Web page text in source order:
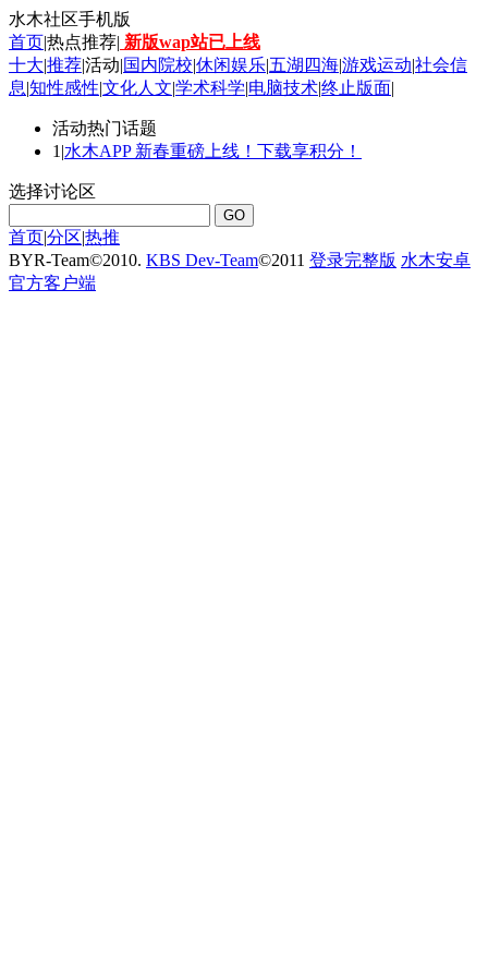
水木社区手机版
首页|热点推荐| 新版wap站已上线
十大|推荐|活动|国内院校|休闲娱乐|五湖四海|游戏运动|社会信
息|知性感性|文化人文|学术科学|电脑技术|终止版面|
活动热门话题
1|水木APP 新春重磅上线！下载享积分！
选择讨论区
首页|分区|热推
BYR-Team©2010. KBS Dev-Team©2011 登录完整版 水木安卓
官方客户端